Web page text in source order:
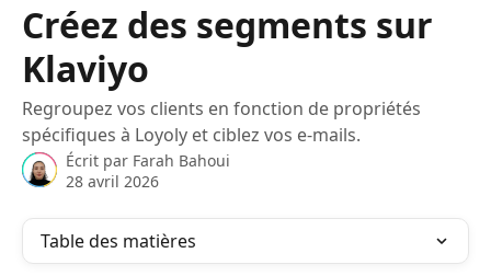
Créez des segments sur
Klaviyo
Regroupez vos clients en fonction de propriétés
spécifiques à Loyoly et ciblez vos e-mails.
Écrit par Farah Bahoui
28 avril 2026
Table des matières